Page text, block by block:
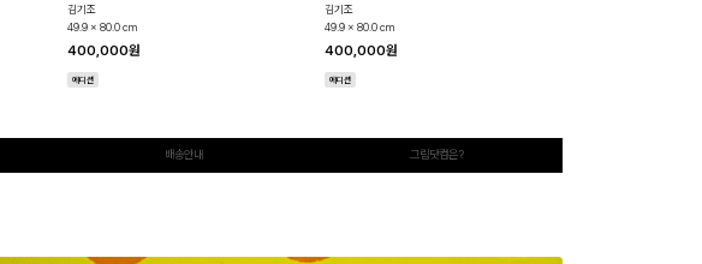
김기조
49.9 x 80.0 cm
400,000원
에디션
김기조
49.9 x 80.0 cm
400,000원
에디션
배송안내 그림닷컴은?